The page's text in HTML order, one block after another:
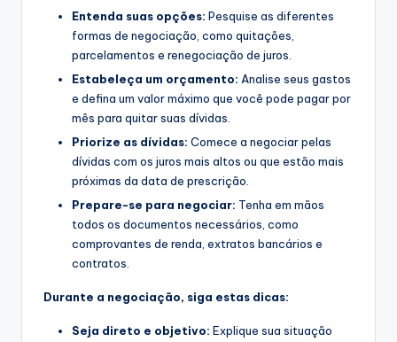
Entenda suas opções: Pesquise as diferentes
formas de negociação, como quitações,
parcelamentos e renegociação de juros.
Estabeleça um orçamento: Analise seus gastos
e defina um valor máximo que você pode pagar por
mês para quitar suas dívidas.
Priorize as dívidas: Comece a negociar pelas
dívidas com os juros mais altos ou que estão mais
próximas da data de prescrição.
Prepare-se para negociar: Tenha em mãos
todos os documentos necessários, como
comprovantes de renda, extratos bancários e
contratos.
Durante a negociação, siga estas dicas:
Seja direto e objetivo: Explique sua situação